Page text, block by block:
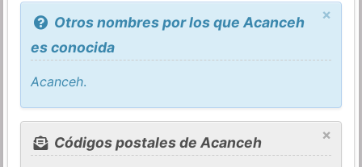
×
Otros nombres por los que Acanceh
es conocida
Acanceh.
×
Códigos postales de Acanceh